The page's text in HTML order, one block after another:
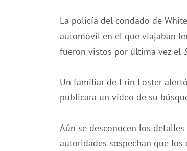
La policía del condado de
automóvil en el que viajaban
fueron vistos por última vez el
Un familiar de Erin Foster
publicara un video de su
Aún se desconocen los
autoridades sospechan que